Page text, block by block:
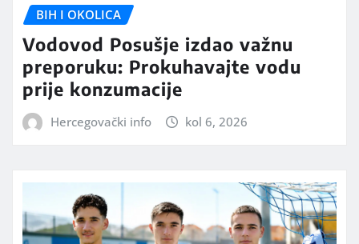
BIH I OKOLICA
Vodovod Posušje izdao važnu
preporuku: Prokuhavajte vodu
prije konzumacije
Hercegovački info kol 6, 2026